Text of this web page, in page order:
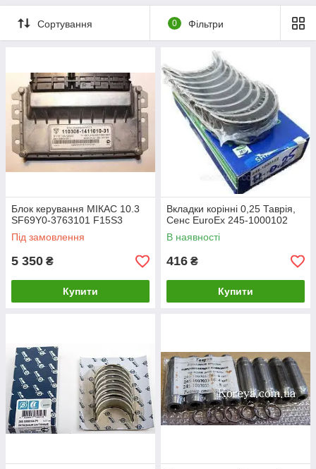
Сортування 0 Фільтри
Блок керування МІКАС 10.3
SF69Y0-3763101 F15S3
Під замовлення
5 350 ₴
Купити
Вкладки корінні 0,25 Таврія,
Сенс EuroEx 245-1000102
В наявності
416 ₴
Купити